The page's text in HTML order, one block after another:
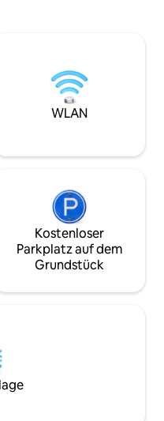
oder
Familie geeignet sind.
Aufenthaltsdauer 15 % für 7 Nächte 25 %
für 28 Nächte Wir befolgen die
Reinigungs- und
WLAN
Kostenloser
Parkplatz auf dem
Grundstück